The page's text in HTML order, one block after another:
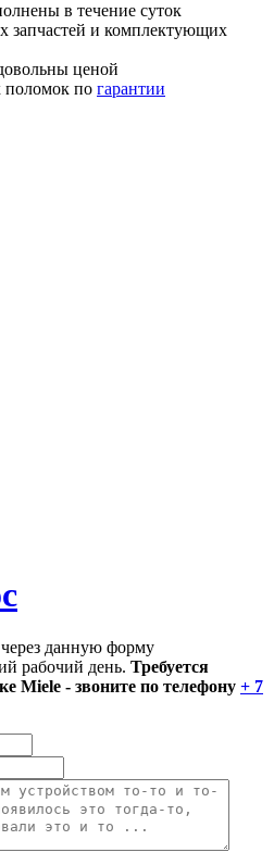
в течение суток
запчастей и комплектующих
ценой
поломок по гарантии
данную форму
рабочий день. Требуется
Miele - звоните по телефону + 7